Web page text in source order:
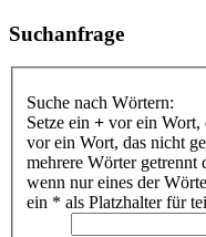
Suchanfrage
Suche nach Wörtern:
Setze ein + vor ein Wort,
vor ein Wort, das nicht
mehrere Wörter getrennt
wenn nur eines der
ein * als Platzhalter für